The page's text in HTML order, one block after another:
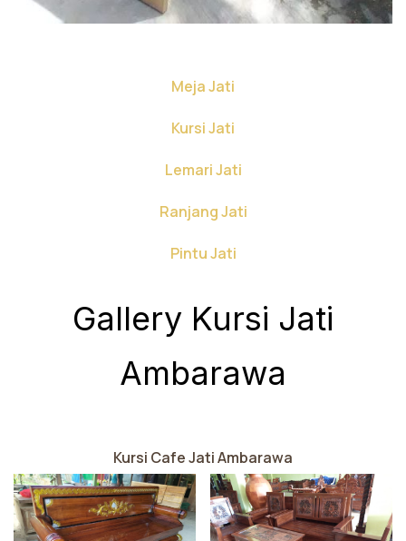
Meja Jati
Kursi Jati
Lemari Jati
Ranjang Jati
Pintu Jati
Gallery Kursi Jati
Ambarawa
Kursi Cafe Jati Ambarawa